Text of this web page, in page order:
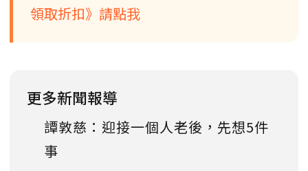
領取折扣》請點我
更多新聞報導
譚敦慈：迎接一個人老後，先想5件
事